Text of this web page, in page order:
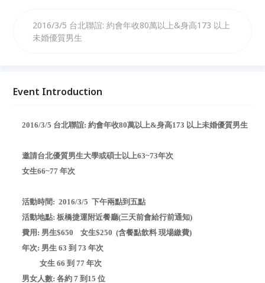
2016/3/5 台北聯誼: 約會年收80萬以上&身高173 以上
未婚優質男生
Event Introduction
2016/3/5 台北聯誼: 約會年收80萬以上&身高173 以上未婚優質男生
邀請台北優質男生大學或碩士以上63~73年次
女生66~77 年次
活動時間: 2016/3/5 下午兩點到五點
活動地點: 板橋捷運附近餐廳(三天前會給行前通知)
費用: 男生$650 女生$250 (含餐點飲料 現場繳費)
年次: 男生 63 到 73 年次
女生 66 到 77 年次
男女人數: 各約 7 到15 位